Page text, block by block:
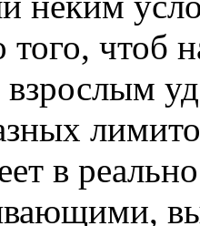
того, чтоб
в